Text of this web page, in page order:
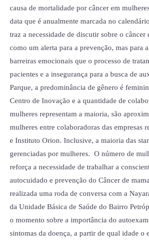
causa de mortalidade por câncer em
data que é anualmente marcada no
traz a necessidade de discutir sobre o câncer
como um alerta para a prevenção, mas para
barreiras emocionais que o processo de
pacientes e a insegurança para a busca de
Parque, a predominância de gênero é
Centro de Inovação e a quantidade de
mulheres representam a maioria, são
mulheres entre colaboradoras das empresas
e Instituto Orion. Inclusive, a maioria das
gerenciadas por mulheres. O número de
reforça a necessidade de trabalhar a
autocuidado e prevenção do Câncer de
realizada uma roda de conversa com a
da Unidade Básica de Saúde do Bairro
o momento sobre a importância do
sintomas da doença, a partir de qual idade o